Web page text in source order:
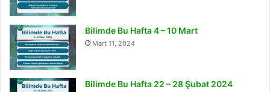
Bilimde Bu Hafta 4 – 10 Mart
Mart 11, 2024
Bilimde Bu Hafta 22 – 28 Şubat 2024